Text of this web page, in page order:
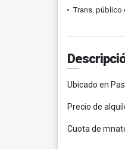
Trans. público
Ubicado en
Precio de
Cuota de